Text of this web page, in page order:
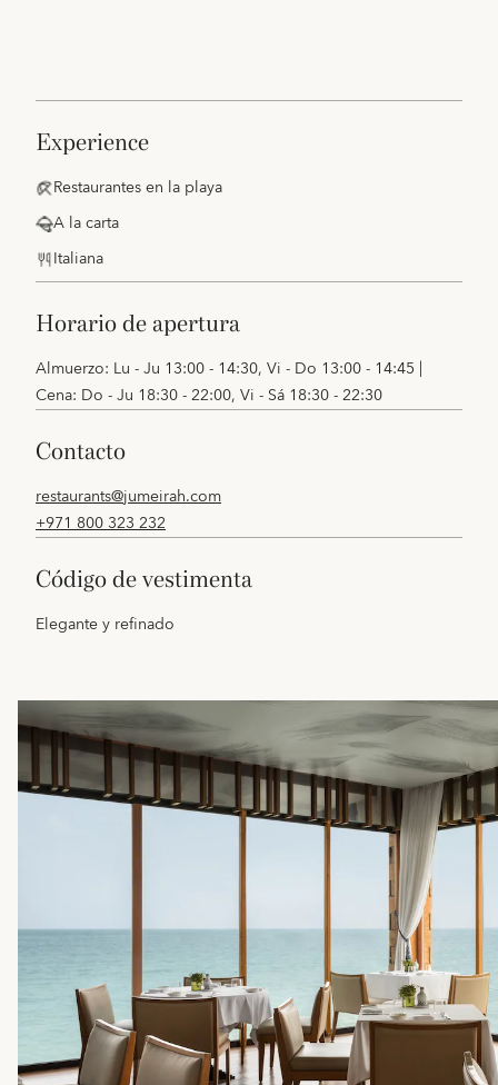
experience
Restaurantes en la playa
A la carta
Italiana
horario de apertura
Almuerzo: Lu - Ju 13:00 - 14:30, Vi - Do 13:00 - 14:45 |
Cena: Do - Ju 18:30 - 22:00, Vi - Sá 18:30 - 22:30
contacto
restaurants@jumeirah.com
+971 800 323 232
código de vestimenta
Elegante y refinado